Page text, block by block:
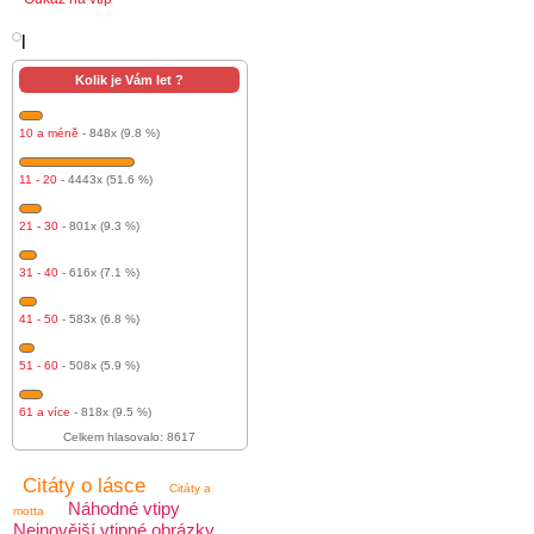
Kolik je Vám let ?
10 a méně - 848x (9.8 %)
11 - 20 - 4443x (51.6 %)
21 - 30 - 801x (9.3 %)
31 - 40 - 616x (7.1 %)
41 - 50 - 583x (6.8 %)
51 - 60 - 508x (5.9 %)
61 a více - 818x (9.5 %)
Celkem hlasovalo: 8617
Citáty o lásce
Citáty a
motta
Náhodné vtipy
Nejnovější vtipné obrázky